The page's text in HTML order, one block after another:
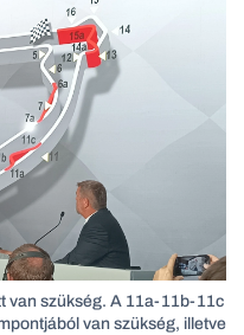
van szükség. A 11a-11b-11c
van szükség, illetve